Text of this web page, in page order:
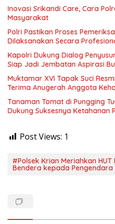
Inovasi Srikandi Care, Cara
Masyarakat
Polri Pastikan Proses
Dilaksanakan Secara
Kapolri Dukung Dialog
Siap Jadi Jembatan Aspirasi
Muktamar XVI Tapak Suci
Terima Anugerah Anggota
Tanaman Tomat di Pungging
Dukung Suksesnya Ketahanan
Post Views: 1
#Polsek Krian Meriahkan
Bendera kepada Pengendara